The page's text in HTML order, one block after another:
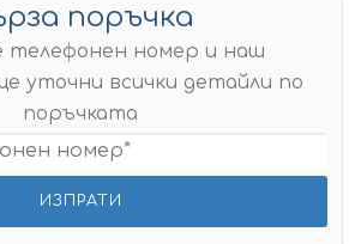
поръчка
телефонен номер и наш
уточни всички детайли по
поръчката